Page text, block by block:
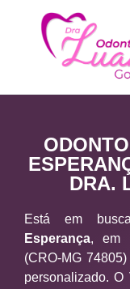
DRA.
Está em
Esperança, em
(CRO-MG
personalizado. O